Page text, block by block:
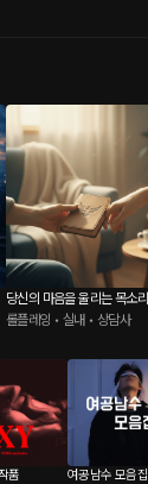
당신의 마음을 울리는 목소리
롤플레잉 • 실내 • 상담사
품
여공남수 모음집